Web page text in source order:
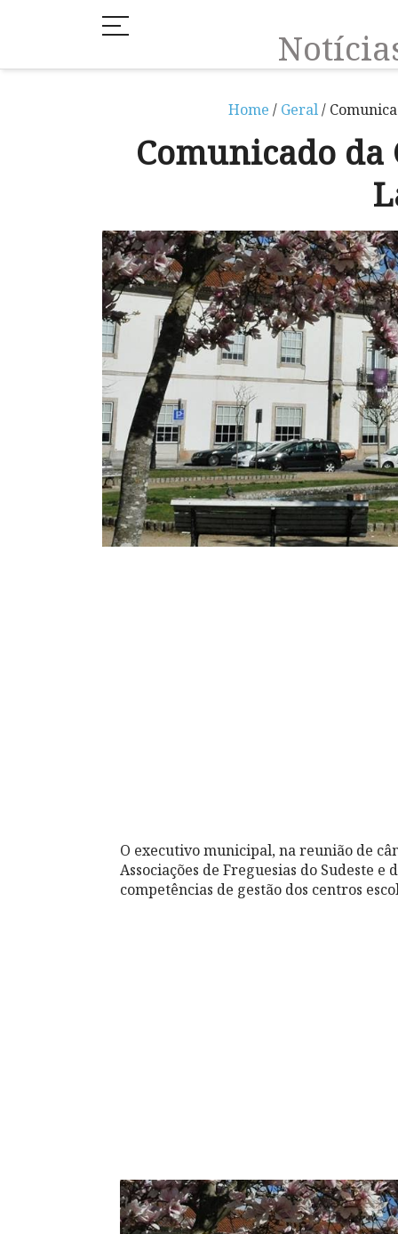
Home / Geral/
Comunicado
O executivo municipal, na reunião de
Associações de Freguesias do Sudeste
competências de gestão dos centros